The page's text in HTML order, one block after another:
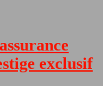
exclusif